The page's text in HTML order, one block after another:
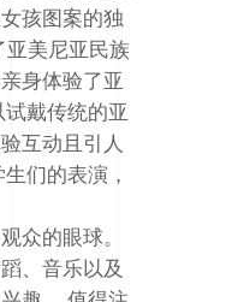
孩图案的独
亚美尼亚民族
身体验了亚
戴传统的亚
互动且引人
们的表演，
众的眼球。
、音乐以及